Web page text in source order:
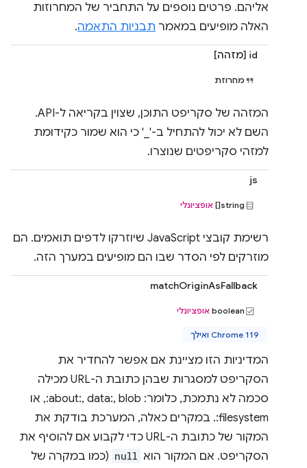
אליהם. פרטים נוספים על התחביר של המחרוזות
האלה מופיעים במאמר תבניות התאמה.
id [מזהה]
מחרוזת
המזהה של סקריפט התוכן, שצוין בקריאה ל-API.
השם לא יכול להתחיל ב-'_' כי הוא שמור כקידומת
למזהי סקריפטים שנוצרו.
js
string[] אופציונלי
רשימת קובצי JavaScript שיוזרקו לדפים תואמים. הם
מוזרקים לפי הסדר שבו הם מופיעים במערך הזה.
matchOriginAsFallback
boolean אופציונלי
Chrome 119 ואילך
המדיניות הזו מציינת אם אפשר להחדיר את
הסקריפט למסגרות שבהן כתובת ה-URL מכילה
סכמה לא נתמכת, כלומר: about:, data:, blob:, או
filesystem:. במקרים כאלה, המערכת בודקת את
המקור של כתובת ה-URL כדי לקבוע אם להוסיף את
הסקריפט. אם המקור הוא null (כמו במקרה של